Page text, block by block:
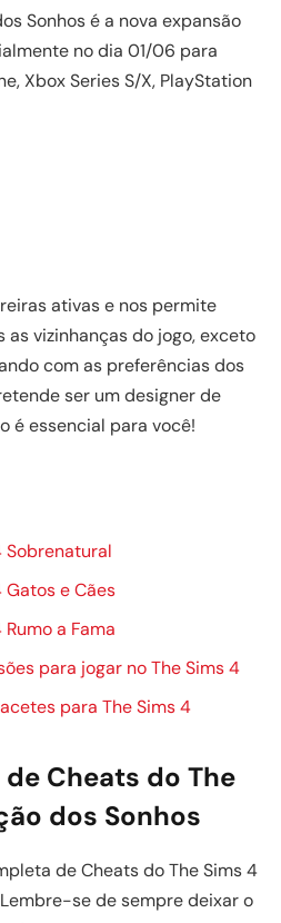
Sonhos é a nova expansão
no dia 01/06 para
Xbox Series S/X, PlayStation
ativas e nos permite
vizinhanças do jogo, exceto
com as preferências dos
ser um designer de
é essencial para você!
Sobrenatural
Gatos e Cães
a Fama
para jogar no The Sims 4
para The Sims 4
Cheats do The
dos Sonhos
de Cheats do The Sims 4
se de sempre deixar o